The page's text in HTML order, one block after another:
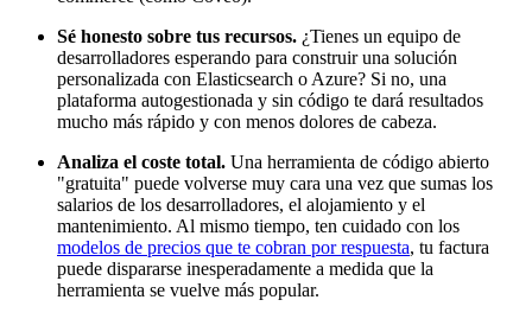
Sé honesto sobre tus recursos. ¿Tienes un equipo de
desarrolladores esperando para construir una solución
personalizada con Elasticsearch o Azure? Si no, una
plataforma autogestionada y sin código te dará resultados
mucho más rápido y con menos dolores de cabeza.
Analiza el coste total. Una herramienta de código abierto
"gratuita" puede volverse muy cara una vez que sumas los
salarios de los desarrolladores, el alojamiento y el
mantenimiento. Al mismo tiempo, ten cuidado con los
modelos de precios que te cobran por respuesta, tu factura
puede dispararse inesperadamente a medida que la
herramienta se vuelve más popular.